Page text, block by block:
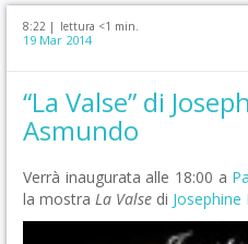
8:22 | lettura <1 min.
19 Mar 2014
“La Valse” di
Asmundo
Verrà inaugurata alle 18:00 a
la mostra La Valse di Josephine